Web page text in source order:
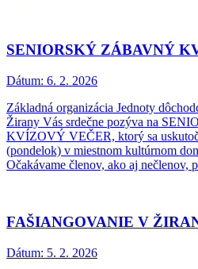
SENIORSKÝ ZÁBAVNÝ
Dátum: 6. 2. 2026
Základná organizácia Jednoty
Žirany Vás srdečne pozýva na
KVÍZOVÝ VEČER, ktorý sa
(pondelok) v miestnom kultúrnom
Očakávame členov, ako aj nečlenov,
FAŠIANGOVANIE V
Dátum: 5. 2. 2026